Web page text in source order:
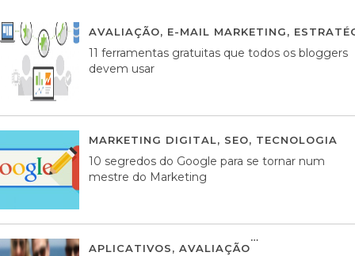
AVALIAÇÃO, E-MAIL MARKETING,
11 ferramentas gratuitas que todos os bloggers
devem usar
MARKETING DIGITAL, SEO, TECNOLOGIA
10 segredos do Google para se tornar num
mestre do Marketing
APLICATIVOS, AVALIAÇÃO